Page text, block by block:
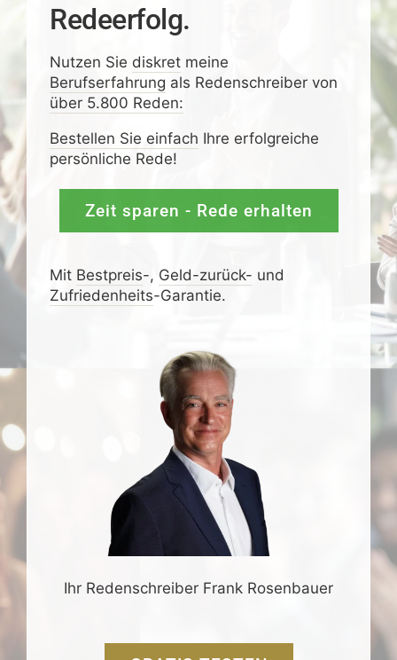
Redeerfolg.
Nutzen Sie diskretmeine
Berufserfahrung als Redenschreiber von
über 5.800 Reden:
Bestellen Sie einfach Ihre erfolgreiche
persönliche Rede!
Zeit sparen - Rede erhalten
Mit Bestpreis-, Geld-zurück- und
Zufrieden­­heits-Garantie.
Ihr Redenschreiber Frank Rosenbauer